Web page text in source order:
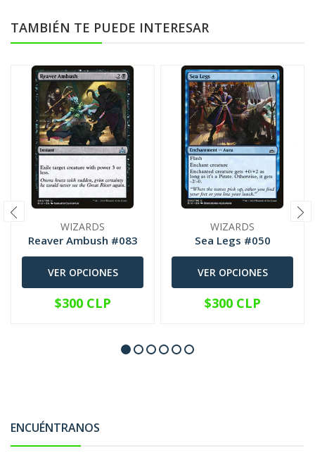
TAMBIÉN TE PUEDE INTERESAR
WIZARDS
Reaver Ambush #083
VER OPCIONES
$300 CLP
WIZARDS
Sea Legs #050
VER OPCIONES
$300 CLP
ENCUÉNTRANOS